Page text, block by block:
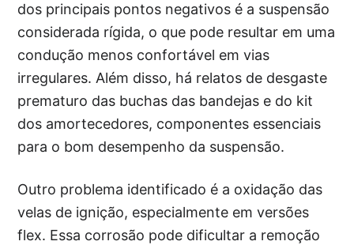
dos principais pontos negativos é a suspensão
considerada rígida, o que pode resultar em uma
condução menos confortável em vias
irregulares. Além disso, há relatos de desgaste
prematuro das buchas das bandejas e do kit
dos amortecedores, componentes essenciais
para o bom desempenho da suspensão.
Outro problema identificado é a oxidação das
velas de ignição, especialmente em versões
flex. Essa corrosão pode dificultar a remoção